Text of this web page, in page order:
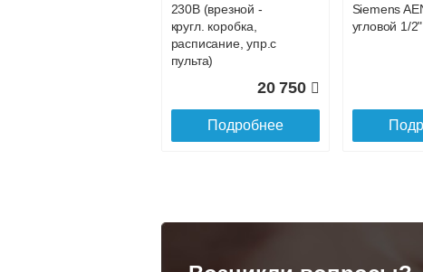
Подробнее
Конвектор
Конвектор
230В (врезной -
кругл. коробка,
расписание, упр.с
пульта)
20 750
Подробнее
Siemens
угловой 1/2"